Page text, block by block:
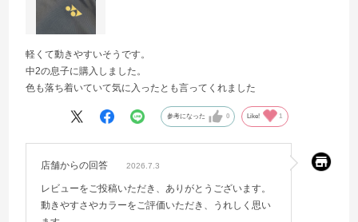
軽くて動きやすいそうです。
中2の息子に購入しました。
色も落ち着いていて気に入ったとも言ってくれました
参考になった 0 Like! 1
店舗からの回答 2026.7.3
レビューをご投稿いただき、ありがとうございます。
動きやすさやカラーをご評価いただき、うれしく思い